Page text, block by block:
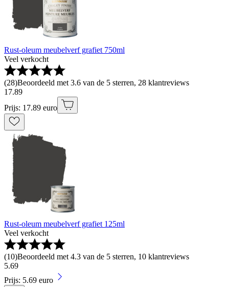
Rust-oleum meubelverf grafiet 750ml
Veel verkocht
(28)Beoordeeld met 3.6 van de 5 sterren, 28 klantreviews
17.89
Prijs: 17.89 euro
Rust-oleum meubelverf grafiet 125ml
Veel verkocht
(10)Beoordeeld met 4.3 van de 5 sterren, 10 klantreviews
5.69
Prijs: 5.69 euro